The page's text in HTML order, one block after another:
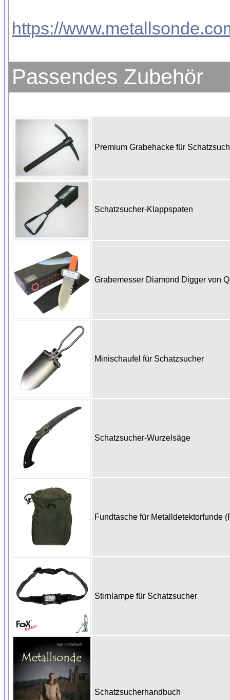
https://
Passendes Zubehör
Premium Grabehacke für
Schatzsucher-Klappspaten
Grabemesser Diamond Digger von
Minischaufel für Schatzsucher
Schatzsucher-Wurzelsäge
Fundtasche für Metalldetektorfunde
Stirnlampe für Schatzsucher
Schatzsucherhandbuch